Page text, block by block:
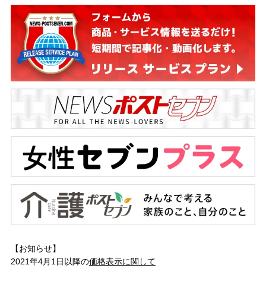
【お知らせ】
2021年4月1日以降の価格表示に関して